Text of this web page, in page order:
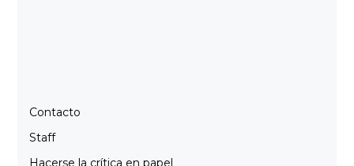
Contacto
Staff
Hacerse la crítica en papel